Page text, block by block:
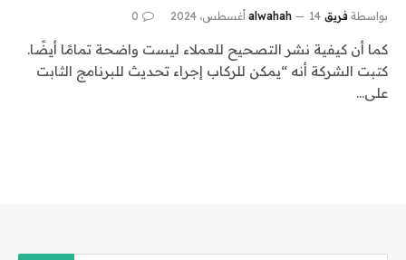
بواسطة فريق alwahah 14 أغسطس، 2024 0
كما أن كيفية نشر التصحيح للعملاء ليست واضحة تمامًا أيضًا.
كتبت الشركة أنه “يمكن للركاب إجراء تحديث للبرنامج الثابت
على…